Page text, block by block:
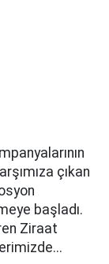
çıkan
başladı.
Ziraat